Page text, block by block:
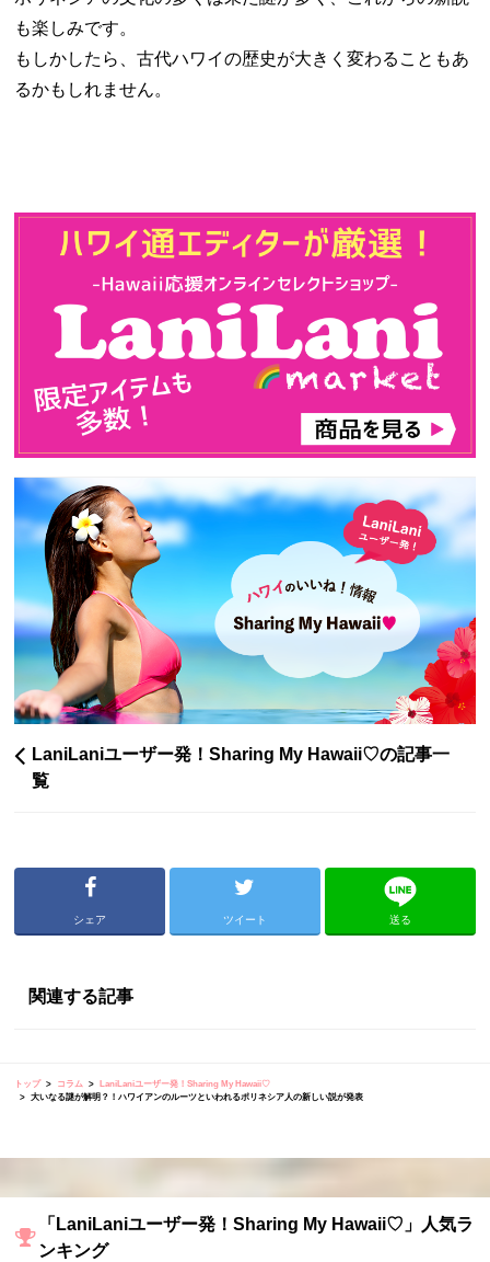
も楽しみです。
もしかしたら、古代ハワイの歴史が大きく変わることもあ
るかもしれません。
LaniLaniユーザー発！Sharing My Hawaii♡の記事一
覧
シェア ツイート 送る
関連する記事
トップ コラム
LaniLaniユーザー発！Sharing My Hawaii♡
大いなる謎が解明？！ハワイアンのルーツといわれるポリネシア人の新しい説が発表
「LaniLaniユーザー発！Sharing My Hawaii♡」人気ラ
ンキング